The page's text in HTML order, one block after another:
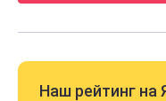
Наш рейтинг на